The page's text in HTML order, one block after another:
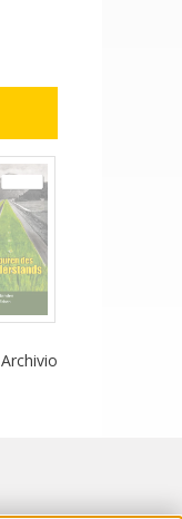
Archivio